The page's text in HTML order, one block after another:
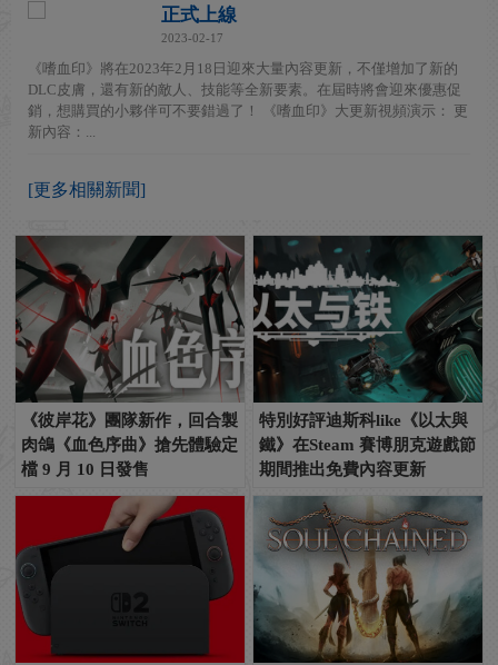
正式上線
2023-02-17
《嗜血印》將在2023年2月18日迎來大量內容更新，不僅增加了新的
DLC皮膚，還有新的敵人、技能等全新要素。在屆時將會迎來優惠促
銷，想購買的小夥伴可不要錯過了！ 《嗜血印》大更新視頻演示： 更
新內容：...
[更多相關新聞]
《彼岸花》團隊新作，回合製
肉鴿《血色序曲》搶先體驗定
檔 9 月 10 日發售
特別好評迪斯科like《以太與
鐵》在Steam 賽博朋克遊戲節
期間推出免費內容更新